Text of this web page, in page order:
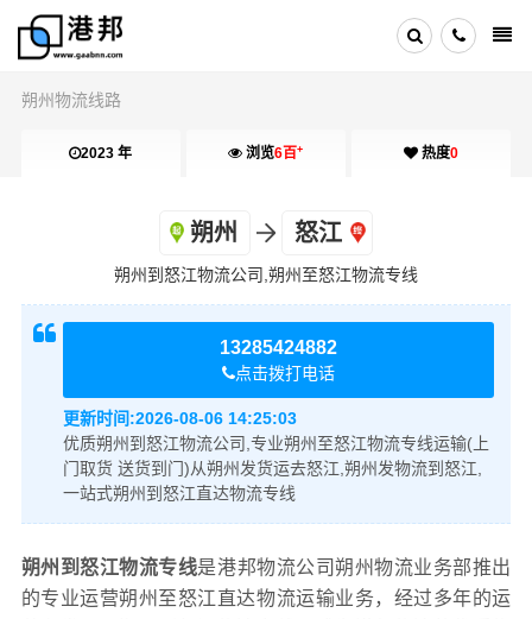
朔州物流线路
2023 年 浏览6百+ 热度0
朔州 怒江
朔州到怒江物流公司,朔州至怒江物流专线
13285424882
点击拨打电话
更新时间:2026-08-06 14:25:03
优质朔州到怒江物流公司,专业朔州至怒江物流专线运输(上
门取货 送货到门)从朔州发货运去怒江,朔州发物流到怒江,
一站式朔州到怒江直达物流专线
朔州到怒江物流专线是港邦物流公司朔州物流业务部推出
的专业运营朔州至怒江直达物流运输业务，经过多年的运